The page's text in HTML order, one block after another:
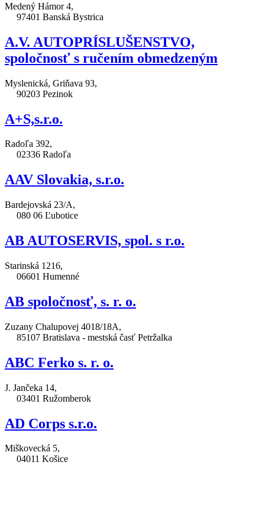
Medený Hámor 4,
97401 Banská Bystrica
A.V. AUTOPRÍSLUŠENSTVO,
spoločnosť s ručením obmedzeným
Myslenická, Griňava 93,
90203 Pezinok
A+S,s.r.o.
Radoľa 392,
02336 Radoľa
AAV Slovakia, s.r.o.
Bardejovská 23/A,
080 06 Ľubotice
AB AUTOSERVIS, spol. s r.o.
Starinská 1216,
06601 Humenné
AB spoločnosť, s. r. o.
Zuzany Chalupovej 4018/18A,
85107 Bratislava - mestská časť Petržalka
ABC Ferko s. r. o.
J. Jančeka 14,
03401 Ružomberok
AD Corps s.r.o.
Miškovecká 5,
04011 Košice